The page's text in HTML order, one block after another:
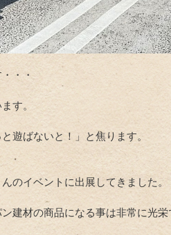
・・
す。
遊ばないと！」と焦ります。
のイベントに出展してきました。
建材の商品になる事は非常に光